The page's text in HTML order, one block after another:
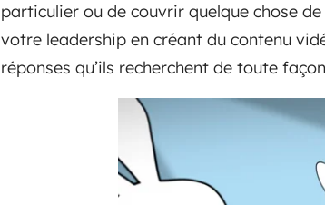
particulier ou de couvrir quelque chose
votre leadership en créant du contenu
réponses qu’ils recherchent de toute